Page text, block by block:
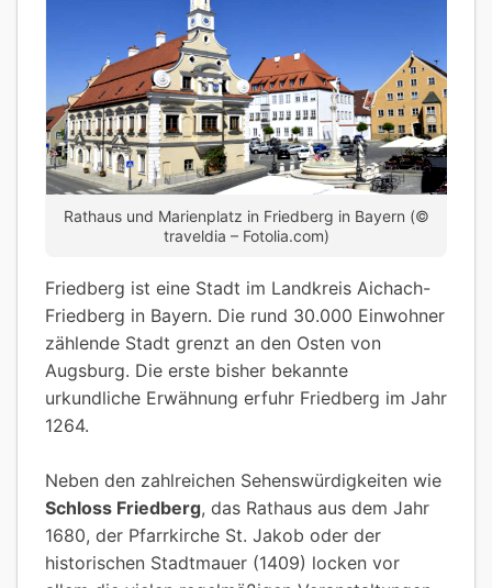
Rathaus und Marienplatz in Friedberg in Bayern (©
traveldia – Fotolia.com)
Friedberg ist eine Stadt im Landkreis Aichach-
Friedberg in Bayern. Die rund 30.000 Einwohner
zählende Stadt grenzt an den Osten von
Augsburg. Die erste bisher bekannte
urkundliche Erwähnung erfuhr Friedberg im Jahr
1264.
Neben den zahlreichen Sehenswürdigkeiten wie
Schloss Friedberg, das Rathaus aus dem Jahr
1680, der Pfarrkirche St. Jakob oder der
historischen Stadtmauer (1409) locken vor